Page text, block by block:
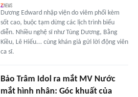
Dương Edward nhập viện do viêm phổi kèm
sốt cao, buộc tạm dừng các lịch trình biểu
diễn. Nhiều nghệ sĩ như Tùng Dương, Bằng
Kiều, Lê Hiếu... cùng khán giả gửi lời động viên
ca sĩ.
Bảo Trâm Idol ra mắt MV Nước
mắt hình nhân: Góc khuất của